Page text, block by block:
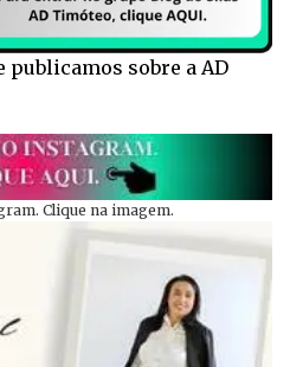
publicamos sobre a AD
Clique na imagem.